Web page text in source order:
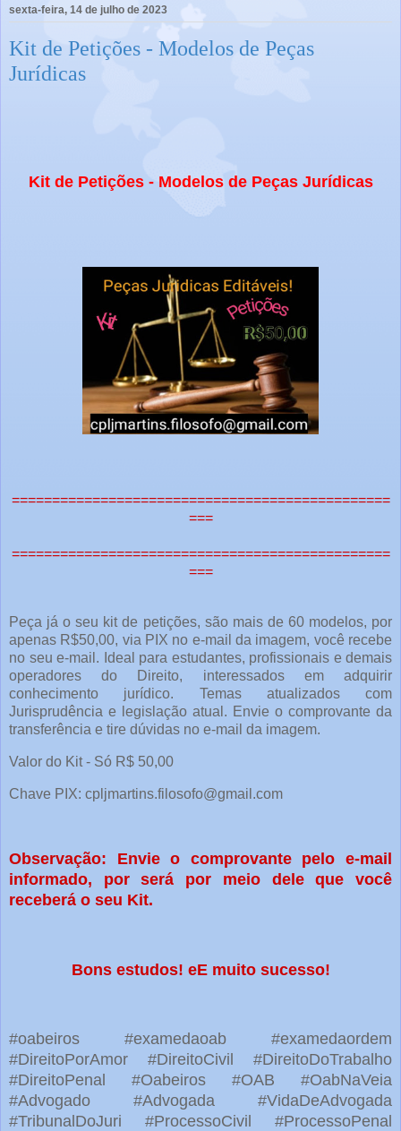
sexta-feira, 14 de julho de 2023
Kit de Petições - Modelos de Peças
Jurídicas
Kit de Petições - Modelos de Peças Jurídicas
===============================================
===
===============================================
===
Peça já o seu kit de petições, são mais de 60 modelos, por
apenas R$50,00, via PIX no e-mail da imagem, você recebe
no seu e-mail. Ideal para estudantes, profissionais e demais
operadores do Direito, interessados em adquirir
conhecimento jurídico. Temas atualizados com
Jurisprudência e legislação atual. Envie o comprovante da
transferência e tire dúvidas no e-mail da imagem.
Valor do Kit - Só R$ 50,00
Chave PIX: cpljmartins.filosofo@gmail.com
Observação: Envie o comprovante pelo e-mail
informado, por será por meio dele que você
receberá o seu Kit.
Bons estudos! eE muito sucesso!
#oabeiros #examedaoab #examedaordem
#DireitoPorAmor #DireitoCivil #DireitoDoTrabalho
#DireitoPenal #Oabeiros #OAB #OabNaVeia
#Advogado #Advogada #VidaDeAdvogada
#TribunalDoJuri #ProcessoCivil #ProcessoPenal